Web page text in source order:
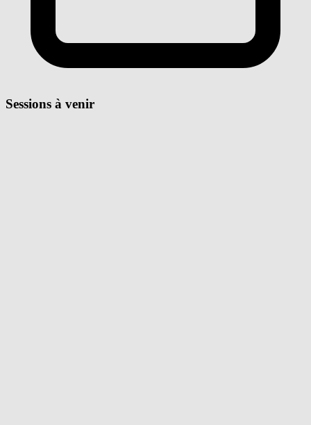
Sessions à venir